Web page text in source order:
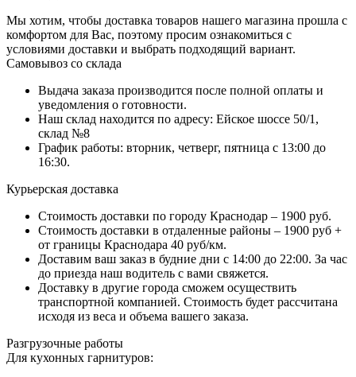
Мы хотим, чтобы доставка товаров нашего магазина прошла с
комфортом для Вас, поэтому просим ознакомиться с
условиями доставки и выбрать подходящий вариант.
Самовывоз со склада
Выдача заказа производится после полной оплаты и
уведомления о готовности.
Наш склад находится по адресу: Ейское шоссе 50/1,
склад №8
График работы: вторник, четверг, пятница с 13:00 до
16:30.
Курьерская доставка
Стоимость доставки по городу Краснодар – 1900 руб.
Стоимость доставки в отдаленные районы – 1900 руб +
от границы Краснодара 40 руб/км.
Доставим ваш заказ в будние дни с 14:00 до 22:00. За час
до приезда наш водитель с вами свяжется.
Доставку в другие города сможем осуществить
транспортной компанией. Стоимость будет рассчитана
исходя из веса и объема вашего заказа.
Разгрузочные работы
Для кухонных гарнитуров: